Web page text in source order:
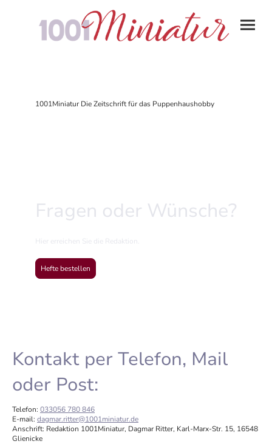
1001Miniatur Die Zeitschrift für das Puppenhaushobby
Fragen oder Wünsche?
Hier erreichen Sie die Redaktion.
Hefte bestellen
Kontakt per Telefon, Mail
oder Post:
Telefon: 033056 780 846
E-mail: dagmar.ritter@1001miniatur.de
Anschrift: Redaktion 1001Miniatur, Dagmar Ritter, Karl-Marx-Str. 15, 16548
Glienicke